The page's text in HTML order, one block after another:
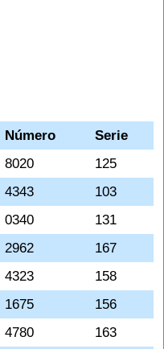
Número
Serie
8020
125
4343
103
0340
131
2962
167
4323
158
1675
156
4780
163